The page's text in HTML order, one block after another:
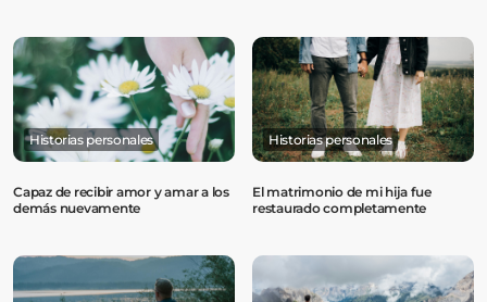
Historias personales
Capaz de recibir amor y amar a los
demás nuevamente
Historias personales
El matrimonio de mi hija fue
restaurado completamente